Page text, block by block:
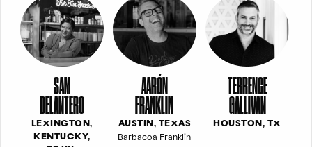
SAM
DELANTERO
LEXINGTON,
KENTUCKY,
AARÓN
FRANKLIN
AUSTIN, TEXAS
Barbacoa Franklin
TERRENCE
GALLIVAN
HOUSTON, TX